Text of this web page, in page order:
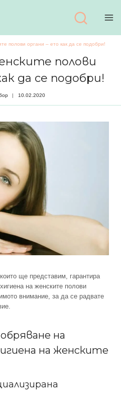
полови органи – ето как да се подобри!
полови
да се подобри!
10.02.2020
ще представим, гарантира
на женските полови
внимание, за да се радвате
на
на женските